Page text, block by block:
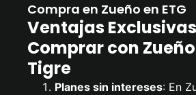
Compra en Zueño en ETG
Ventajas
Comprar con Zueño
Tigre
Planes sin intereses: En